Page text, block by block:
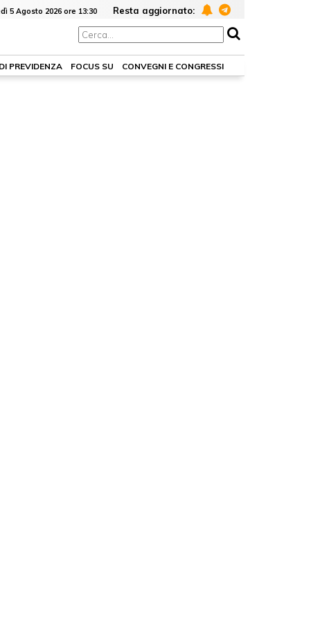
5 Agosto 2026 ore 13:30 Resta aggiornato:
PREVIDENZA FOCUS SU CONVEGNI E CONGRESSI